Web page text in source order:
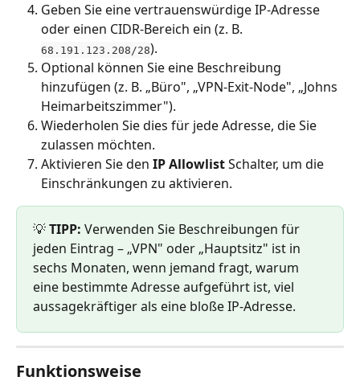
Geben Sie eine vertrauenswürdige IP-Adresse
oder einen CIDR-Bereich ein (z. B.
68.191.123.208/28).
Optional können Sie eine Beschreibung
hinzufügen (z. B. „Büro", „VPN-Exit-Node", „Johns
Heimarbeitszimmer").
Wiederholen Sie dies für jede Adresse, die Sie
zulassen möchten.
Aktivieren Sie den IP Allowlist Schalter, um die
Einschränkungen zu aktivieren.
💡 TIPP: Verwenden Sie Beschreibungen für
jeden Eintrag – „VPN" oder „Hauptsitz" ist in
sechs Monaten, wenn jemand fragt, warum
eine bestimmte Adresse aufgeführt ist, viel
aussagekräftiger als eine bloße IP-Adresse.
Funktionsweise